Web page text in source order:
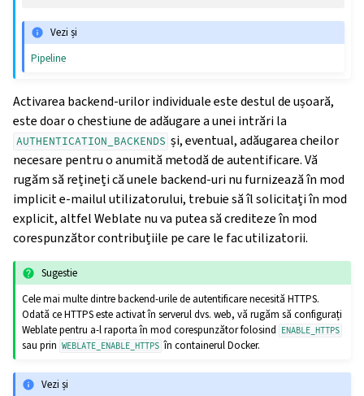
Vezi și
Pipeline
Activarea backend-urilor individuale este destul de ușoară,
este doar o chestiune de adăugare a unei intrări la
AUTHENTICATION_BACKENDS și, eventual, adăugarea cheilor
necesare pentru o anumită metodă de autentificare. Vă
rugăm să rețineți că unele backend-uri nu furnizează în mod
implicit e-mailul utilizatorului, trebuie să îl solicitați în mod
explicit, altfel Weblate nu va putea să crediteze în mod
corespunzător contribuțiile pe care le fac utilizatorii.
Sugestie
Cele mai multe dintre backend-urile de autentificare necesită HTTPS.
Odată ce HTTPS este activat în serverul dvs. web, vă rugăm să configurați
Weblate pentru a-l raporta în mod corespunzător folosind
ENABLE_HTTPS
sau prin WEBLATE_ENABLE_HTTPS în containerul Docker.
Vezi și